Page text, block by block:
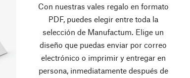
Con nuestras vales regalo en formato
PDF, puedes elegir entre toda la
selección de Manufactum. Elige un
diseño que puedas enviar por correo
electrónico o imprimir y entregar en
persona, inmediatamente después de